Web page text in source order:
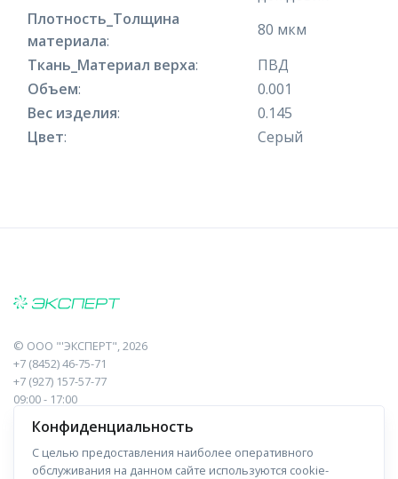
Плотность_Толщина
материала:
80 мкм
Ткань_Материал верха:
ПВД
Объем:
0.001
Вес изделия:
0.145
Цвет: Серый
© ООО "'ЭКСПЕРТ", 2026
+7 (8452) 46-75-71
+7 (927) 157-57-77
09:00 - 17:00
410017, Саратов, Пугачева, 10 к1, оф.23
Навигация Информация
Конфиденциальность
С целью предоставления наиболее оперативного
обслуживания на данном сайте используются cookie-